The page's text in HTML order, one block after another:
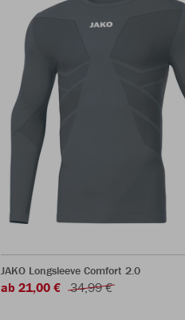
JAKO Longsleeve Comfort 2.0
ab 21,00 € 34,99 €